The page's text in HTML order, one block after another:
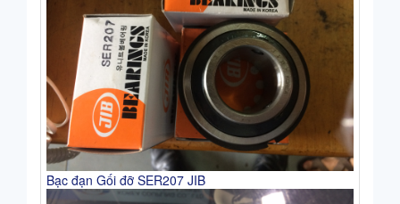
Bạc đạn Gối đỡ SER207 JIB